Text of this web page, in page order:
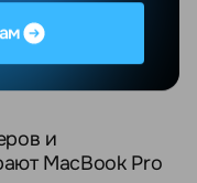
Собрали всё, что
что с этим
и
MacBook Pro